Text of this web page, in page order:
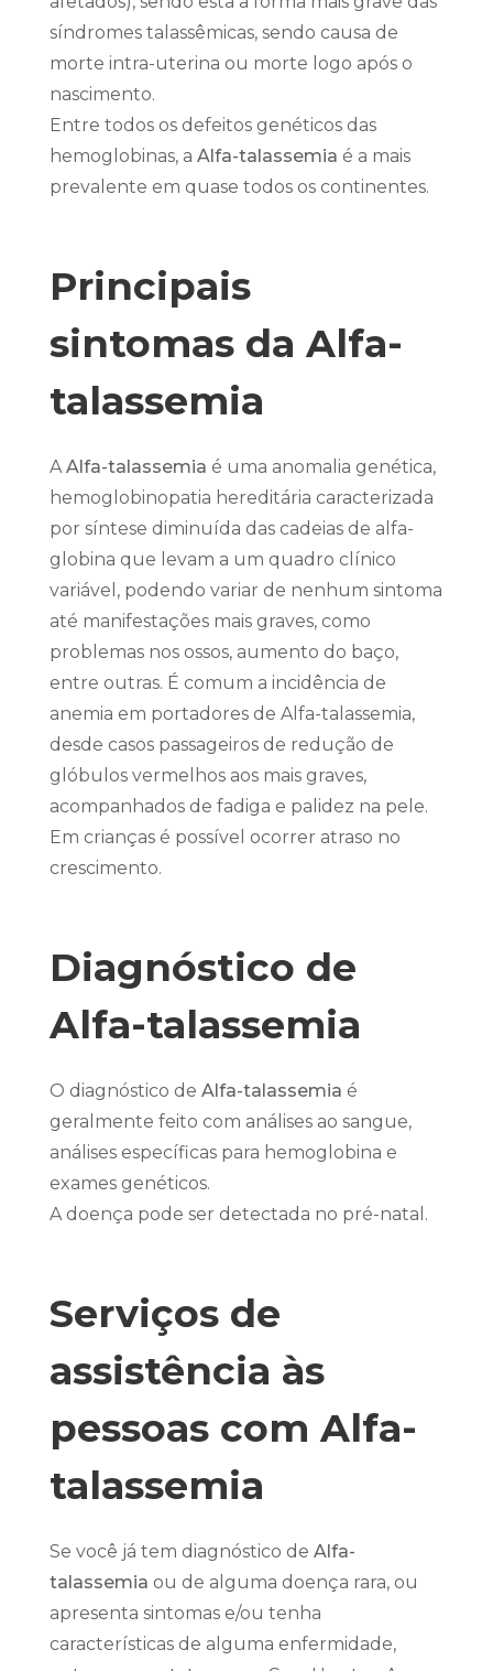
síndromes talassêmicas, sendo causa de
morte intra-uterina ou morte logo após o
nascimento.
Entre todos os defeitos genéticos das
hemoglobinas, a Alfa-talassemia é a mais
prevalente em quase todos os continentes.
Principais
sintomas da Alfa-
talassemia
AAlfa-talassemia é uma anomalia genética,
hemoglobinopatia hereditária caracterizada
por síntese diminuída das cadeias de alfa-
globina que levam a um quadro clínico
variável, podendo variar de nenhum sintoma
até manifestações mais graves, como
problemas nos ossos, aumento do baço,
entre outras. É comum a incidência de
anemia em portadores de Alfa-talassemia,
desde casos passageiros de redução de
glóbulos vermelhos aos mais graves,
acompanhados de fadiga e palidez na pele.
Em crianças é possível ocorrer atraso no
crescimento.
Diagnóstico de
Alfa-talassemia
O diagnóstico de Alfa-talassemia é
geralmente feito com análises ao sangue,
análises específicas para hemoglobina e
exames genéticos.
A doença pode ser detectada no pré-natal.
Serviços de
assistência às
pessoas com Alfa-
talassemia
Se você já tem diagnóstico de Alfa-
talassemia ou de alguma doença rara, ou
apresenta sintomas e/ou tenha
características de alguma enfermidade,